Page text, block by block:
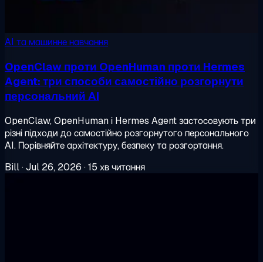
AI та машинне навчання
OpenClaw проти OpenHuman проти Hermes
Agent: три способи самостійно розгорнути
персональний AI
OpenClaw, OpenHuman і Hermes Agent застосовують три
різні підходи до самостійно розгорнутого персонального
AI. Порівняйте архітектуру, безпеку та розгортання.
Bill·Jul 26, 2026 ·15 хв читання